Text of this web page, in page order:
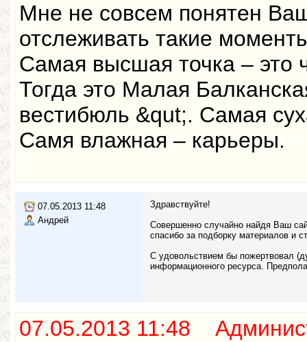
Мне не совсем понятен
отслеживать такие
Самая высшая точка – это
Тогда это Малая
вестибюль &qut;. Самая
Самя влажная – карьеры.
07.05.2013 11:48
Андрей
Здравствуйте!
Совершенно случайно найдя Ваш
спасибо за подборку материалов и
С удовольствием бы пожертвовал
информационного ресурса.
07.05.2013 11:48